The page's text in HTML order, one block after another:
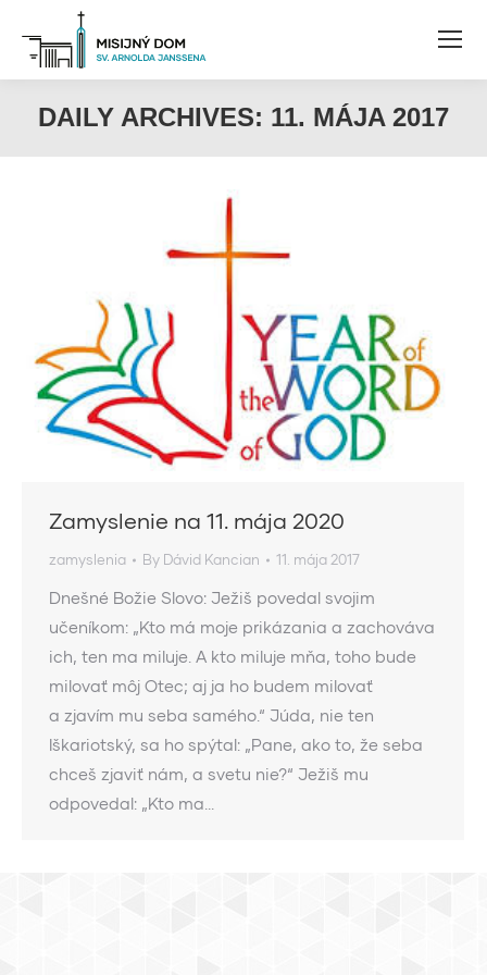
DAILY ARCHIVES: 11. MÁJA 2017
Zamyslenie na 11. mája 2020
zamyslenia By Dávid Kancian 11. mája 2017
Dnešné Božie Slovo: Ježiš povedal svojim
učeníkom: „Kto má moje prikázania a zachováva
ich, ten ma miluje. A kto miluje mňa, toho bude
milovať môj Otec; aj ja ho budem milovať
a zjavím mu seba samého.“ Júda, nie ten
Iškariotský, sa ho spýtal: „Pane, ako to, že seba
chceš zjaviť nám, a svetu nie?“ Ježiš mu
odpovedal: „Kto ma…